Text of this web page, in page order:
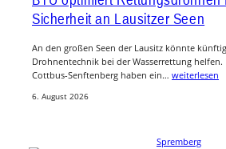
Sicherheit an Lausitzer Seen
An den großen Seen der Lausitz könnte
Drohnentechnik bei der Wasserrettung helfen.
Cottbus-Senftenberg haben ein… weiterlesen
6. August 2026
Spremberg